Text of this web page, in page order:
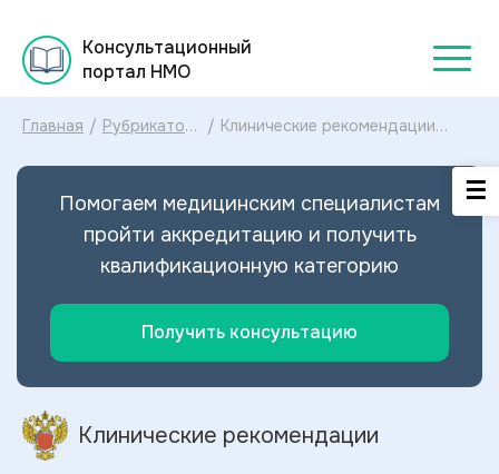
Консультационный
портал НМО
Главная / Рубрикатор
рекомендаций
/ Клинические рекомендации
МКБ-10: диагностика и лечение
2024
Помогаем медицинским специалистам
пройти аккредитацию и получить
квалификационную категорию
Получить консультацию
Клинические рекомендации